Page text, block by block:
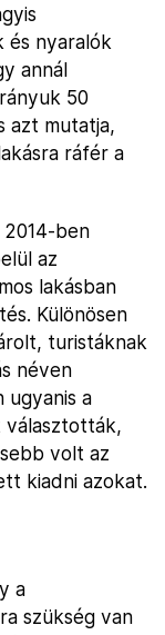
és nyaralók
annál
50
azt mutatja,
ráfér a
ben
az
lakásban
Különösen
turistáknak
néven
ugyanis a
választották,
volt az
kiadni azokat.
a
szükség van